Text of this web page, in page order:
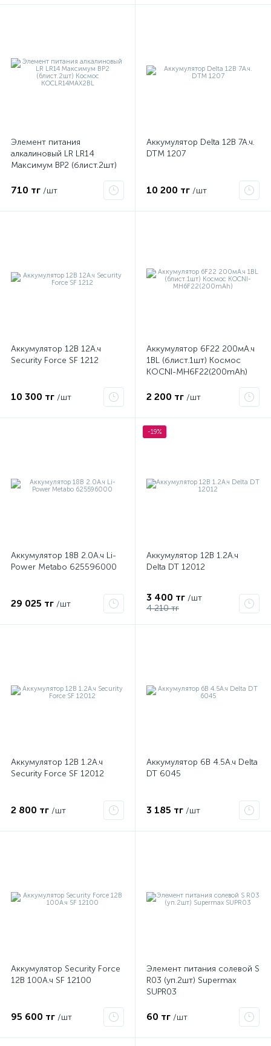
Элемент питания
алкалиновый LR LR14
Максимум BP2 (блист.2шт)
710 тг /шт
Аккумулятор Delta 12В 7А.ч.
DTM 1207
10 200 тг /шт
Аккумулятор 12В 12А.ч
Security Force SF 1212
10 300 тг /шт
Аккумулятор 6F22 200мА.ч
1BL (блист.1шт) Космос
KOCNI-MH6F22(200mAh)
2 200 тг /шт
Аккумулятор 18В 2.0А.ч Li-
Power Metabo 625596000
29 025 тг /шт
-19%
Аккумулятор 12В 1.2А.ч
Delta DT 12012
3 400 тг /шт
4 210 тг
Аккумулятор 12В 1.2А.ч
Security Force SF 12012
2 800 тг /шт
Аккумулятор 6В 4.5А.ч Delta
DT 6045
3 185 тг /шт
Аккумулятор Security Force
12В 100А.ч SF 12100
95 600 тг /шт
Элемент питания солевой S
R03 (уп.2шт) Supermax
SUPR03
60 тг /шт